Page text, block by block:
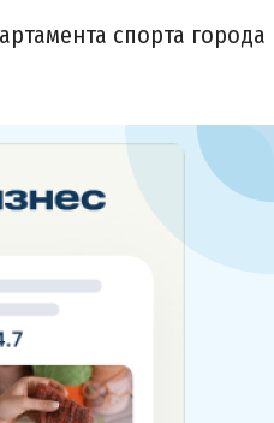
спорта города